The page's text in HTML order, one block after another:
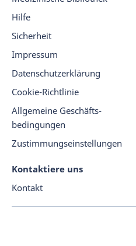
Hilfe
Sicherheit
Impressum
Datenschutz­er­klärung
Cookie-Richtlinie
Allgemeine Geschäfts­
beding­ungen
Zustimmungseinstellungen
Kontaktiere uns
Kontakt